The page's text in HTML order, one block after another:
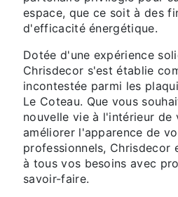
espace, que ce soit à des
d'efficacité énergétique.
Dotée d'une expérience
Chrisdecor s'est établie
incontestée parmi les
Le Coteau. Que vous
nouvelle vie à l'intérieur de
améliorer l'apparence de
professionnels, Chrisdecor
à tous vos besoins avec
savoir-faire.